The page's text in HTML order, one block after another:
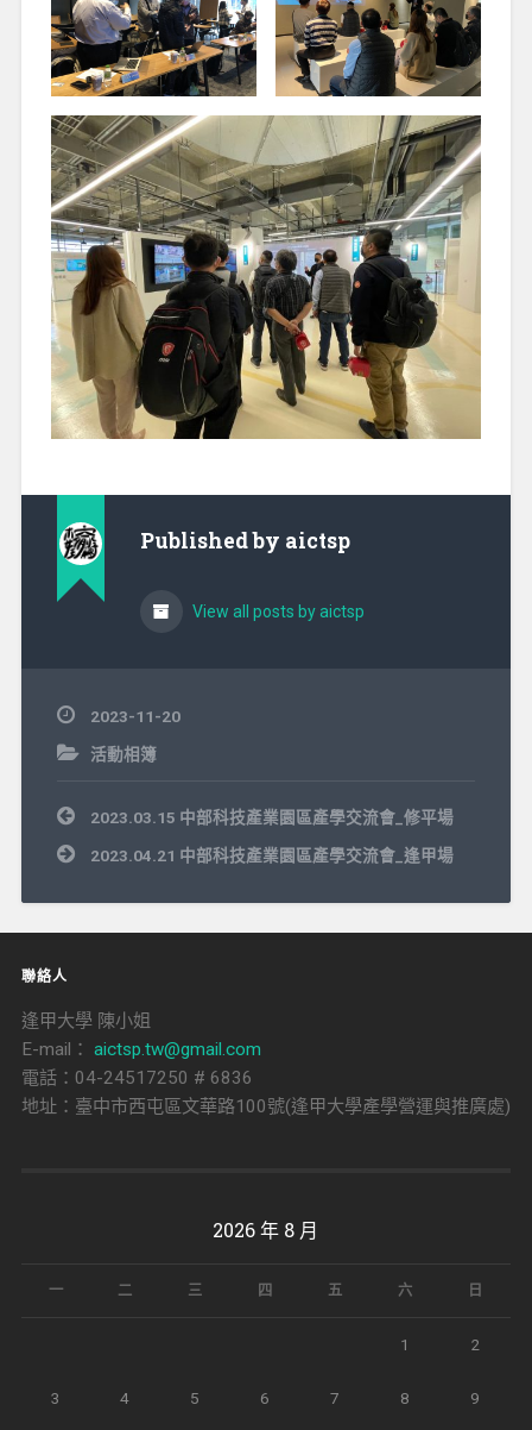
Published by aictsp
View all posts by aictsp
2023-11-20
活動相簿
文
章
導
覽
2023.03.15 中部科技產業園區產學交流會_修平場
2023.04.21 中部科技產業園區產學交流會_逢甲場
聯絡人
逢甲大學 陳小姐
E-mail： aictsp.tw@gmail.com
電話：04-24517250 # 6836
地址：臺中市西屯區文華路100號(逢甲大學產學營運與推廣處)
2026 年 8 月
一 二 三 四 五 六 日
1 2
3 4 5 6 7 8 9